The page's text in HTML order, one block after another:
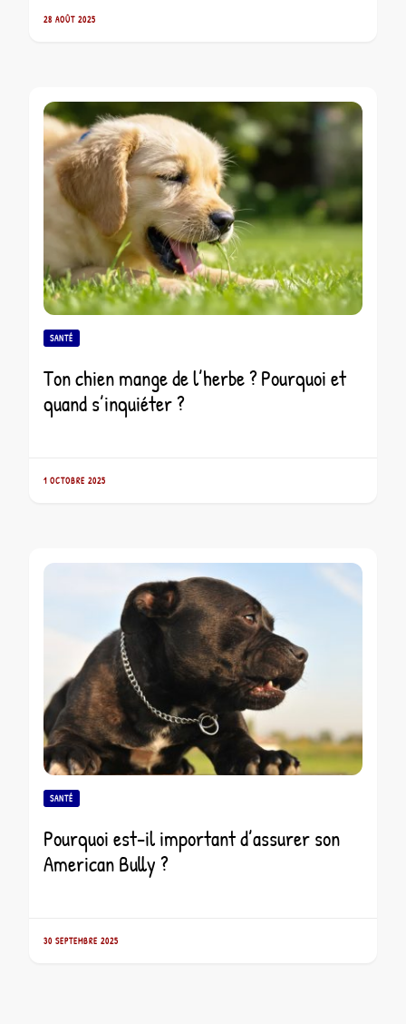
28 AOÛT 2025
SANTÉ
Ton chien mange de l’herbe ? Pourquoi et
quand s’inquiéter ?
1 OCTOBRE 2025
SANTÉ
Pourquoi est-il important d’assurer son
American Bully ?
30 SEPTEMBRE 2025